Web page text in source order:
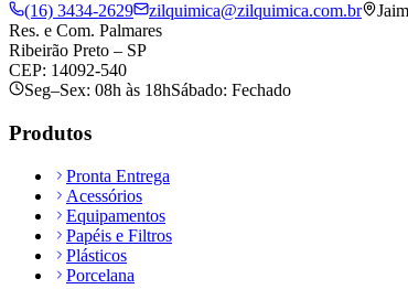
(16) 3434-2629
zilquimica@zilquimica.com.br
Res. e Com. Palmares
Ribeirão Preto – SP
CEP: 14092-540
Seg–Sex: 08h às 18hSábado: Fechado
Produtos
Pronta Entrega
Acessórios
Equipamentos
Papéis e Filtros
Plásticos
Porcelana